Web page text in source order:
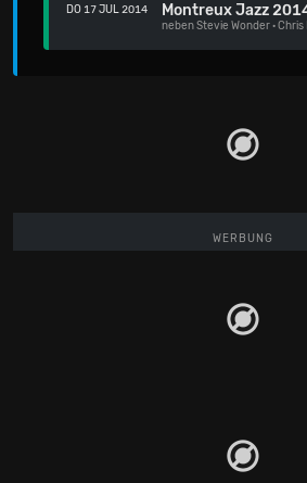
DO 17 JUL 2014 Montreux Jazz
nebenStevie Wonder·Chris
WERBUNG